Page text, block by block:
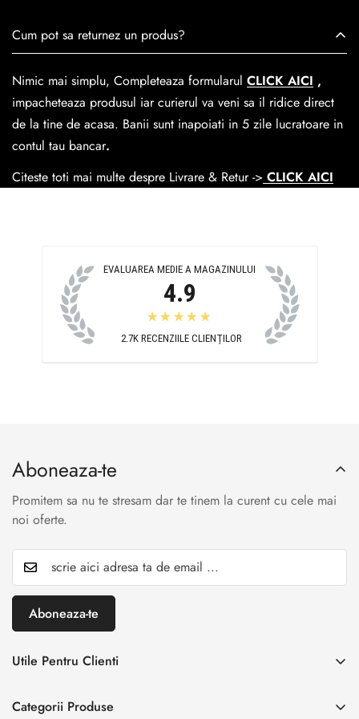
trecerea timpului.
medie livrarea dureaza 1-2 zilelucratoare prin
Easybox-ul Emag.
Cosul de livrareeste 15 lei pentru o comanda mai mica de
390 lei si Gratuit pentru o comanda de peste 390 lei.
Cum pot sa returnez un produs?
Nimic mai simplu, Completeaza formularul CLICK AICI ,
impacheteaza produsul iar curierul va veni sa il ridice direct
de la tine de acasa. Banii sunt inapoiati in 5 zile lucratoare in
contul tau bancar.
Citeste toti mai multe despre Livrare & Retur -> CLICK AICI
EVALUAREA MEDIE A MAGAZINULUI
4.9
★★★★★
2.7K RECENZIILE CLIENȚILOR
Aboneaza-te
Promitem sa nu te stresam dar te tinem la curent cu cele mai
noi oferte.
Aboneaza-te
Utile Pentru Clienti
Categorii Produse